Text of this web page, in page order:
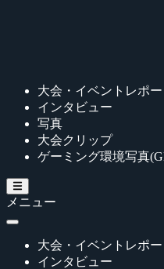
大会・イベントレポー
インタビュー
写真
大会クリップ
ゲーミング環境写真
メニュー
大会・イベントレポー
インタビュー